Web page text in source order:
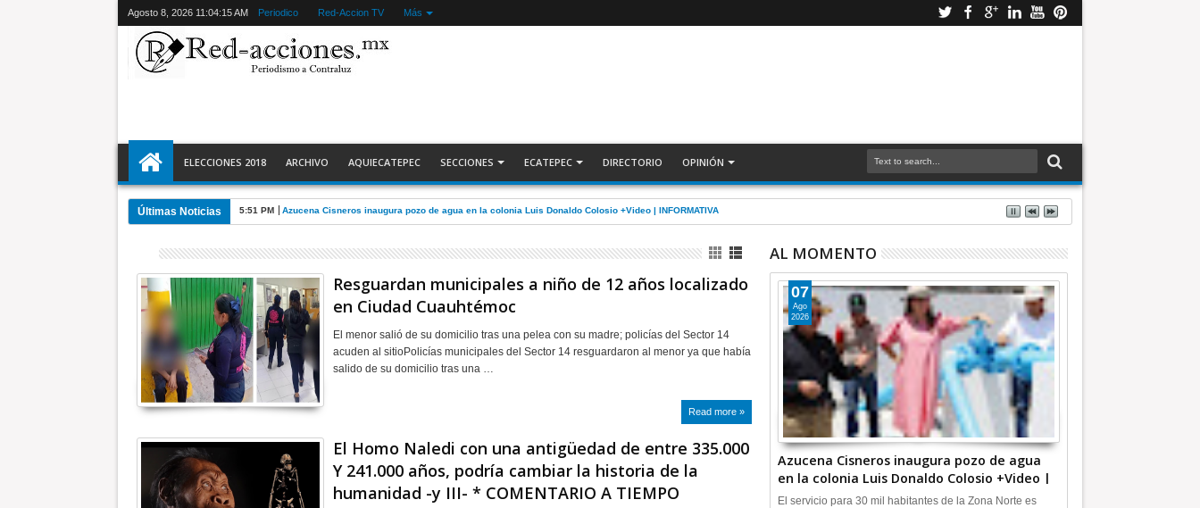
Agosto 8, 2026 11:04:16 AM Periodico Red-Accion TV Más
ELECCIONES 2018 ARCHIVO AQUIECATEPEC SECCIONES ECATEPEC DIRECTORIO OPINIÓN
Últimas Noticias 5:51 PM Azucena Cisneros inaugura pozo de agua en la colonia Luis Donaldo Colosio +Video | INFORMATIVA
Resguardan municipales a niño de 12 años localizado
en Ciudad Cuauhtémoc
El menor salió de su domicilio tras una pelea con su madre; policías del Sector 14
acuden al sitioPolicías municipales del Sector 14 resguardaron al menor ya que había
salido de su domicilio tras una …
Read more »
El Homo Naledi con una antigüedad de entre 335.000
Y 241.000 años, podría cambiar la historia de la
humanidad -y III- * COMENTARIO A TIEMPO
AL MOMENTO
Azucena Cisneros inaugura pozo de agua
en la colonia Luis Donaldo Colosio +Video |
INFORMATIVA
07
Ago
2026
El servicio para 30 mil habitantes de la Zona Norte es